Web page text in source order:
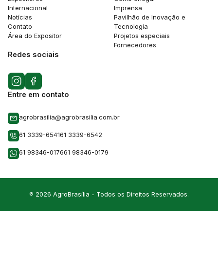
Internacional
Notícias
Contato
Área do Expositor
Imprensa
Pavilhão de Inovação e
Tecnologia
Projetos especiais
Fornecedores
Redes sociais
Entre em contato
agrobrasilia@agrobrasilia.com.br
61 3339-654161 3339-6542
61 98346-017661 98346-0179
® 2026 AgroBrasília - Todos os Direitos Reservados.